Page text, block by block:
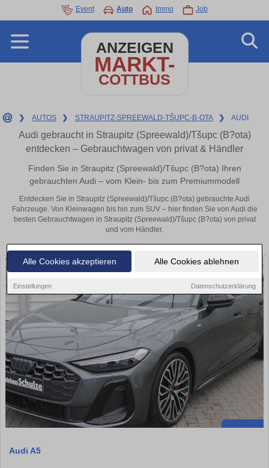
Alle Cookies akzeptieren Alle Cookies ablehnen
Einstellungen Datenschutzerklärung
Event Auto Immo Job
ANZEIGEN
MARKT-
COTTBUS
❯ AUTOS ❯ STRAUPITZ-SPREEWALD-TŠUPC-B-OTA ❯ AUDI
Audi gebraucht in Straupitz (Spreewald)/Tšupc (B?ota)
entdecken – Gebrauchtwagen von privat & Händler
Finden Sie in Straupitz (Spreewald)/Tšupc (B?ota) Ihren
gebrauchten Audi – vom Klein- bis zum Premiummodell
Entdecken Sie in Straupitz (Spreewald)/Tšupc (B?ota) gebrauchte Audi
Fahrzeuge. Von Kleinwagen bis hin zum SUV – hier finden Sie von Audi die
besten Gebrauchtwagen in Straupitz (Spreewald)/Tšupc (B?ota) von privat
und vom Händler.
Audi A5